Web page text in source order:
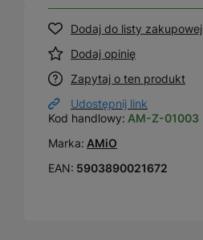
Dodaj do listy zakupowej
Dodaj opinię
Zapytaj o ten produkt
Udostępnij link
Kod handlowy: AM-Z-01003
Marka: AMiO
EAN: 5903890021672